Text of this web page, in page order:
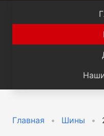
Главная Шины